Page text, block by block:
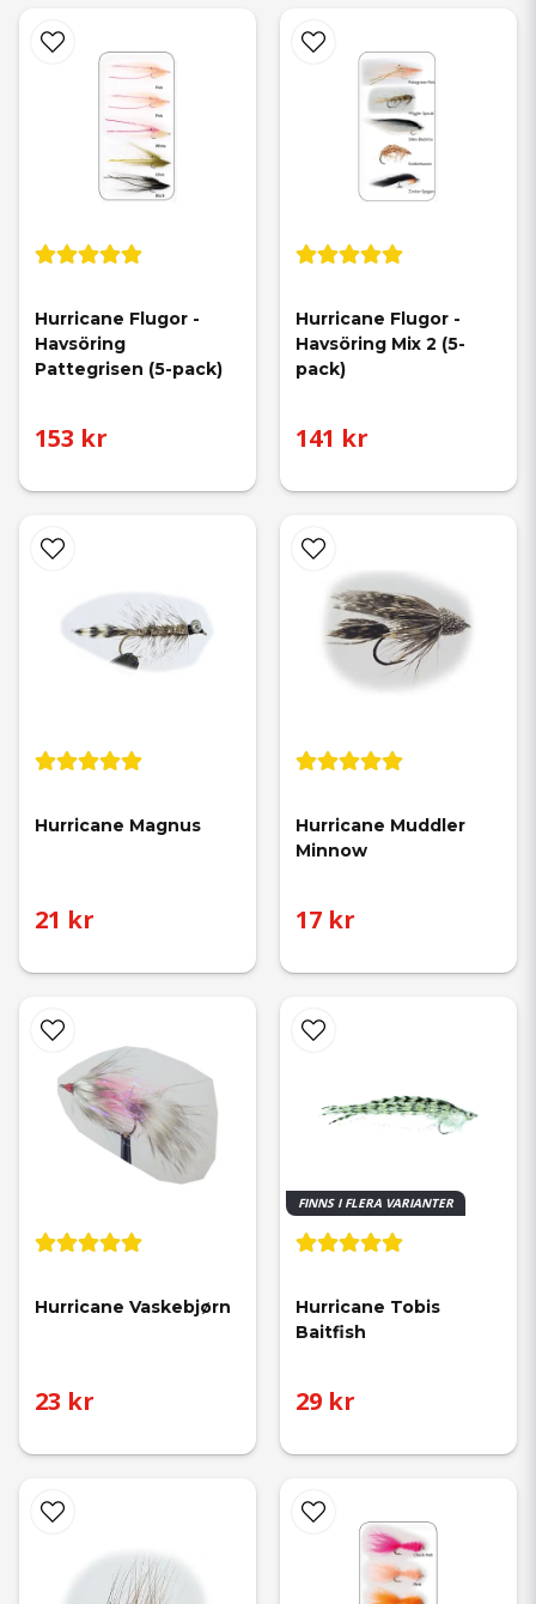
Hurricane Flugor -
Havsöring
Pattegrisen (5-pack)
153 kr
Hurricane Flugor -
Havsöring Mix 2 (5-
pack)
141 kr
Hurricane Magnus
21 kr
Hurricane Muddler
Minnow
17 kr
Hurricane Vaskebjørn
23 kr
FINNS I FLERA VARIANTER
Hurricane Tobis
Baitfish
29 kr